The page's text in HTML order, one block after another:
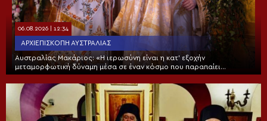
06.08.2026 | 12:34
ΑΡΧΙΕΠΙΣΚΟΠΉ ΑΥΣΤΡΑΛΊΑΣ
Αυστραλίας Μακάριος: «Η ιερωσύνη είναι η κατ’ εξοχήν
μεταμορφωτική δύναμη μέσα σε έναν κόσμο που παραπαίει
πνευματικά»